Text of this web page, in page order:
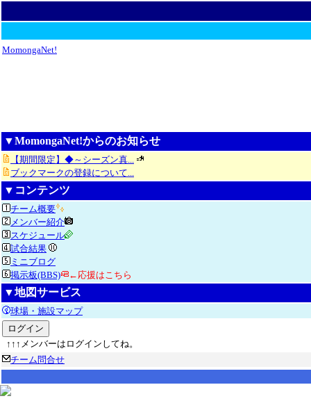
MomongaNet!
▼MomongaNet!からのお知らせ
【期間限定】◆～シーズン真...
ブックマークの登録について...
▼コンテンツ
チーム概要
メンバー紹介
スケジュール
試合結果
ミニブログ
掲示板(BBS)
←応援はこちら
▼地図サービス
球場・施設マップ
↑↑↑メンバーはログインしてね。
チーム問合せ